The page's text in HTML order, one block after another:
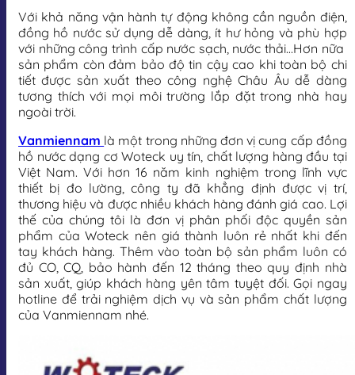
Với khả năng vận hành tự động không cần nguồn điện,
đồng hồ nước sử dụng dễ dàng, ít hư hỏng và phù hợp
với những công trình cấp nước sạch, nước thải…Hơn nữa
sản phẩm còn đảm bảo độ tin cậy cao khi toàn bộ chi
tiết được sản xuất theo công nghệ Châu Âu dễ dàng
tương thích với mọi môi trường lắp đặt trong nhà hay
ngoài trời.
Vanmiennam là một trong những đơn vị cung cấp đồng
hồ nước dạng cơ Woteck uy tín, chất lượng hàng đầu tại
Việt Nam. Với hơn 16 năm kinh nghiệm trong lĩnh vực
thiết bị đo lường, công ty đã khẳng định được vị trí,
thương hiệu và được nhiều khách hàng đánh giá cao. Lợi
thế của chúng tôi là đơn vị phân phối độc quyền sản
phẩm của Woteck nên giá thành luôn rẻ nhất khi đến
tay khách hàng. Thêm vào toàn bộ sản phẩm luôn có
đủ CO, CQ, bảo hành đến 12 tháng theo quy định nhà
sản xuất, giúp khách hàng yên tâm tuyệt đối. Gọi ngay
hotline để trải nghiệm dịch vụ và sản phẩm chất lượng
của Vanmiennam nhé.